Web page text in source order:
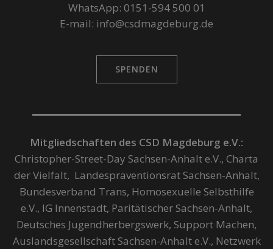
WhatsApp: 0151-594 500 01
E-mail: info@csdmagdeburg.de
SPENDEN
Mitgliedschaften des CSD Magdeburg e.V.:
Christopher-Street-Day Sachsen-Anhalt e.V., Charta
der Vielfalt, Landespräventionsrat Sachsen-Anhalt,
Bundesverband Trans, Homosexuelle Selbsthilfe
e.V., IG Innenstadt, Paritätischer Sachsen-Anhalt,
Deutsches Jugendherbergswerk, Support Machen,
Auslandsgesellschaft Sachsen-Anhalt e.V., Netzwerk